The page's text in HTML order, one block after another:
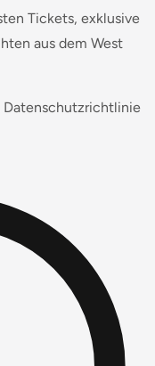
Tickets, exklusive
aus dem West
Datenschutzrichtlinie